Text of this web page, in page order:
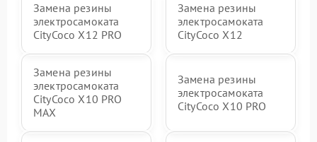
Замена резины
электросамоката
CityCoco X12 PRO
Замена резины
электросамоката
CityCoco X12
Замена резины
электросамоката
CityCoco X10 PRO
MAX
Замена резины
электросамоката
CityCoco X10 PRO